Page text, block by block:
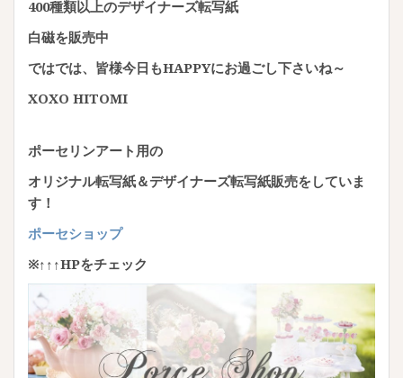
400種類以上のデザイナーズ転写紙
白磁を販売中
ではでは、皆様今日もHAPPYにお過ごし下さいね～
XOXO HITOMI
ポーセリンアート用の
オリジナル転写紙＆デザイナーズ転写紙販売をしていま
す！
ポーセショップ
※↑↑↑HPをチェック